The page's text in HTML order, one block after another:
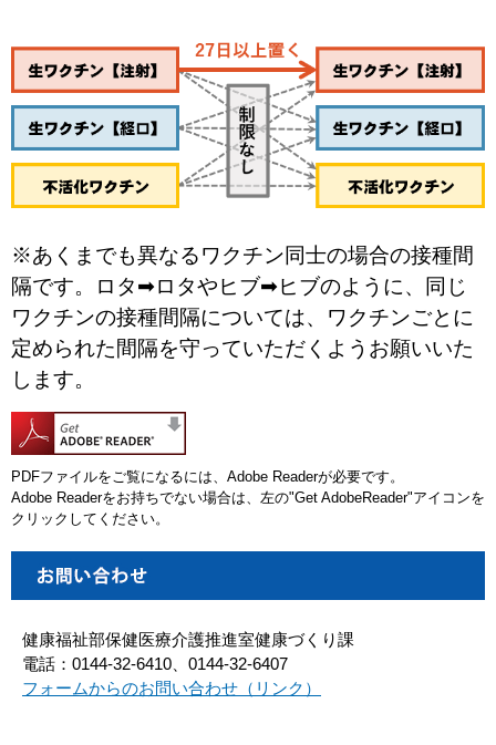
※あくまでも異なるワクチン同士の場合の接種間
隔です。ロタ➡ロタやヒブ➡ヒブのように、同じ
ワクチンの接種間隔については、ワクチンごとに
定められた間隔を守っていただくようお願いいた
します。
PDFファイルをご覧になるには、Adobe Readerが必要です。
Adobe Readerをお持ちでない場合は、左の"Get AdobeReader"アイコンを
クリックしてください。
健康福祉部保健医療介護推進室健康づくり課
電話：0144-32-6410、0144-32-6407
フォームからのお問い合わせ（リンク）